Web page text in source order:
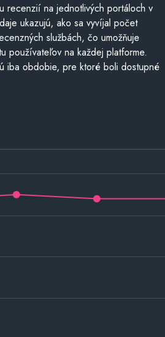
recenzií na jednotlivých portáloch v
ukazujú, ako sa vyvíjal počet
službách, čo umožňuje
používateľov na každej platforme.
iba obdobie, pre ktoré boli dostupné